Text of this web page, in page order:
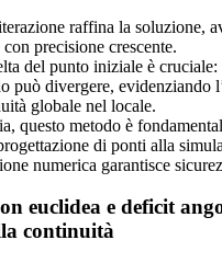
raffina la soluzione,
con precisione crescente.
del punto iniziale è
può divergere, evidenziando
globale nel locale.
questo metodo è
di ponti alla
numerica garantisce
euclidea e deficit
continuità